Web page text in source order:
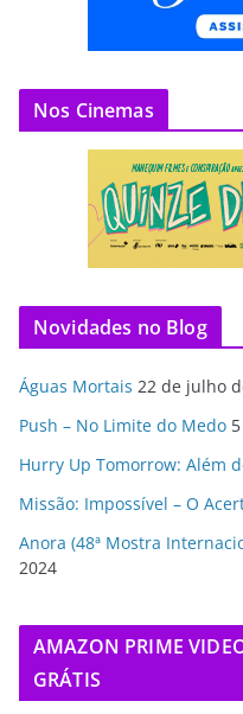
Nos Cinemas
Novidades no Blog
Águas Mortais 22 de julho
Push – No Limite do Medo
Hurry Up Tomorrow: Além
Missão: Impossível – O
Anora (48ª Mostra
2024
AMAZON PRIME
GRÁTIS